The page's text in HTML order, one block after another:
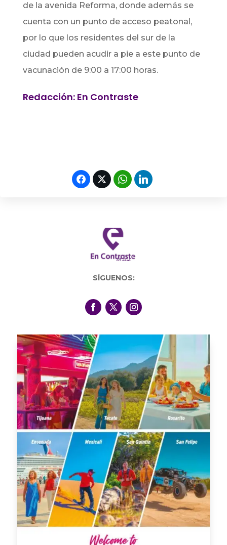
de la avenida Reforma, donde además se
cuenta con un punto de acceso peatonal,
por lo que los residentes del sur de la
ciudad pueden acudir a pie a este punto de
vacunación de 9:00 a 17:00 horas.
Redacción: En Contraste
SÍGUENOS: